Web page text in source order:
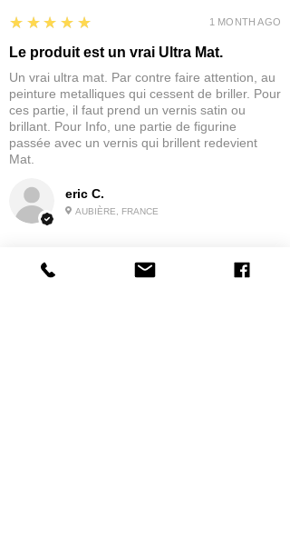
eric C.
AUBIÈRE, FRANCE
5
★★★★★
Le produit est un vrai Ultra Mat.
Un vrai ultra mat. Par contre faire attention, au
peinture metalliques qui cessent de briller. Pour
ces partie, il faut prend un vernis satin ou
brillant. Pour Info, une partie de figurine
passée avec un vernis qui brillent redevient
Mat.
1 MONTH AGO